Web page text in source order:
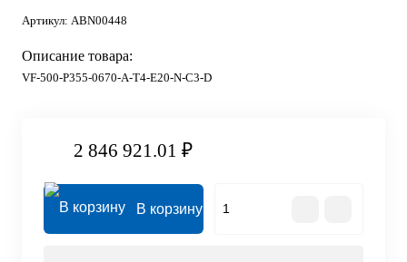
Артикул: ABN00448
Описание товара:
VF-500-P355-0670-A-T4-E20-N-C3-D
2 846 921.01 ₽
В корзину